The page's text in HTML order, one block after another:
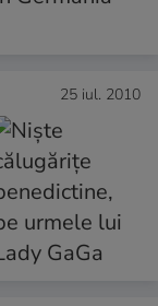
25 iul. 2010